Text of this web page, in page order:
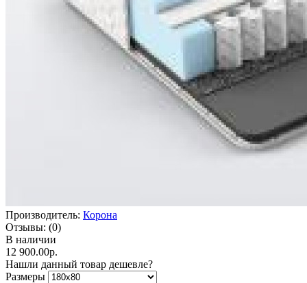
Производитель: Корона
Отзывы: (0)
В наличии
12 900.00р.
Нашли данный товар дешевле?
Размеры